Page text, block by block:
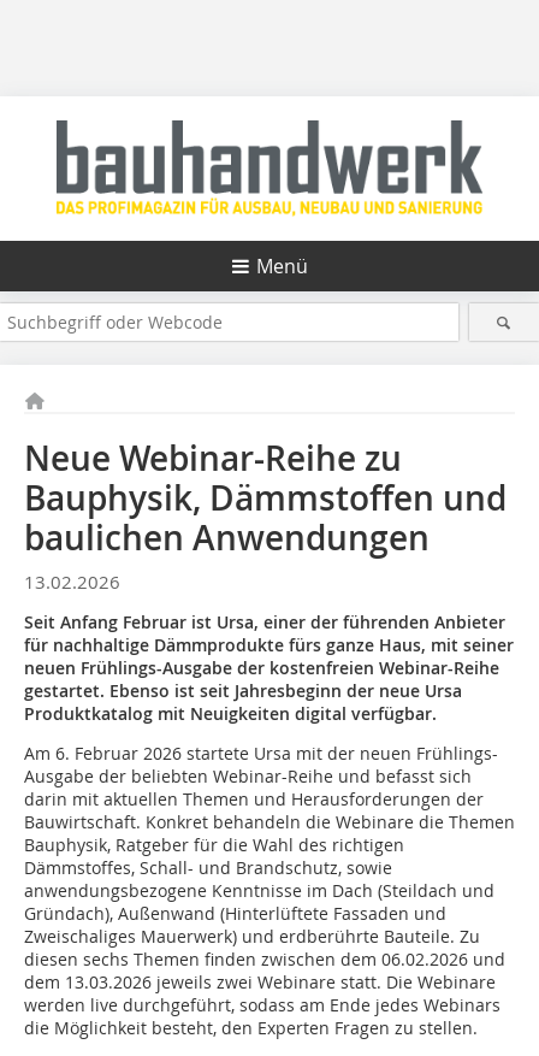
Menü
Neue Webinar-Reihe zu
Bauphysik, Dämmstoffen und
baulichen Anwendungen
13.02.2026
Seit Anfang Februar ist Ursa, einer der führenden Anbieter
für nachhaltige Dämmprodukte fürs ganze Haus, mit seiner
neuen Frühlings-Ausgabe der kostenfreien Webinar-Reihe
gestartet. Ebenso ist seit Jahresbeginn der neue Ursa
Produktkatalog mit Neuigkeiten digital verfügbar.
Am 6. Februar 2026 startete Ursa mit der neuen Frühlings-
Ausgabe der beliebten Webinar-Reihe und befasst sich
darin mit aktuellen Themen und Herausforderungen der
Bauwirtschaft. Konkret behandeln die Webinare die Themen
Bauphysik, Ratgeber für die Wahl des richtigen
Dämmstoffes, Schall- und Brandschutz, sowie
anwendungsbezogene Kenntnisse im Dach (Steildach und
Gründach), Außenwand (Hinterlüftete Fassaden und
Zweischaliges Mauerwerk) und erdberührte Bauteile. Zu
diesen sechs Themen finden zwischen dem 06.02.2026 und
dem 13.03.2026 jeweils zwei Webinare statt. Die Webinare
werden live durchgeführt, sodass am Ende jedes Webinars
die Möglichkeit besteht, den Experten Fragen zu stellen.